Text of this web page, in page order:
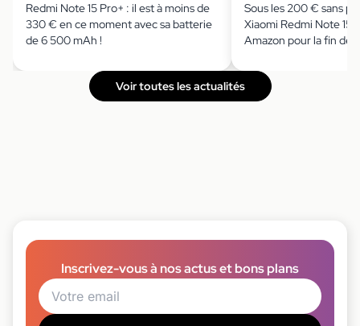
Redmi Note 15 Pro+ : il est à moins de
330 € en ce moment avec sa batterie
de 6 500 mAh !
Sous les 200 € sans
Xiaomi Redmi Note 15
Amazon pour la fin des
Voir toutes les actualités
Inscrivez-vous à nos actus et bons plans